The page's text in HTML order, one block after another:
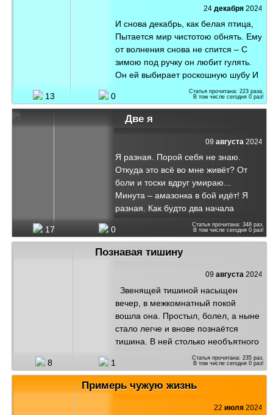
друг другу, говорить о важном,
Желать любви и мира на земле,
Чтоб встретиться и проводить
однажды, Подняв луч солнца в
звонком хрустале. Мы все равны
пред годом уходящим – Никто его
не сможет задержать. И буд...
24 декабря2024
И снова декабрь, как белая птица,
Пытается мир чистотою обнять. Ему
от волнения снова не спится – С
зимою под ручку он любит гулять.
Он ей выбирает роскошную шубу И
в губы морозом спешит целовать.
Она его женщина. Он её любит. И с
нею готов всё тут снова начать.
Закружатся в вальсе снегов
мириады, Как будто бы звёзды,
спустившись с небес. Окутает мир
неземная прохлада, Покроются
инеем поле и лес. Декабрь не
жадный – всем шубу он справит. Он
любит примерку с утра проводить.
Обу...
13 0
Статья прочитана: 223раза.
В том числе сегодня 0раз!
Две я
09 августа 2024
Я разная. Порой себя не знаю.
Откуда это всё во мне живёт? От
боли и тоски вдруг умираю...
Минута – амазонка в бой идёт! Я
разная. Как будто два начала
Внутри меня. У каждой есть права:
Одна вдруг от тревоги не дышала,
здесь прав, а с кем пора
расстаться? Двум я совсем
непросто вместе жить. А может,
здесь пора им повстречаться И
стать единственным целым?
Общим быть? Наверно, это ближе к
идеалу, Когда ты совмещаешь всё в
17 0
Статья прочитана: 348раз.
В том числе сегодня 0раз!
Познавая тишину
09 августа2024
Звенящей тишиной насыщен
вечер, в межкомнатный покой
вошла она. Простыл, болел, а ныне
стало легче и внове познаётся
тишина. В ней столько необъятного
таится. Вместилище раздумий и
миров. Пытаюсь тишиною
благостный покров. Мне так уютно
средь своих фантазий ещё
8 1
Статья прочитана: 235раз.
В том числе сегодня 0раз!
Примерь чужую жизнь
22 июля2024